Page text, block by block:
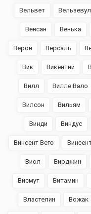
Вельвет Вельзевул
Венсан Венька
Верон Версаль
Вик Викентий
Вилл Вилле Вало
Вилсон Вильям
Винди Виндус
Винсент Вего
Виол Вирджин
Висмут Витамин
Властелин Вожак